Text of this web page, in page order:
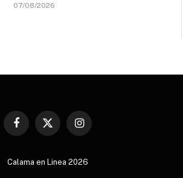
07/08/2026
Facebook
X
Instagram
Calama en Linea 2026